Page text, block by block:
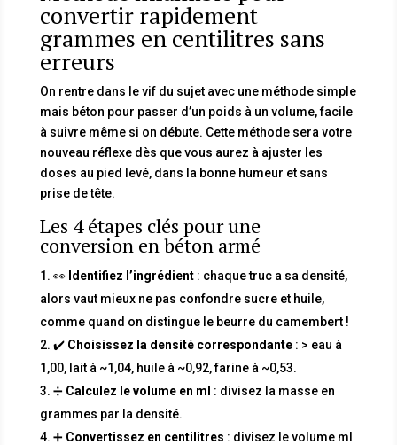
convertir rapidement
grammes en centilitres sans
erreurs
On rentre dans le vif du sujet avec une méthode simple
mais béton pour passer d’un poids à un volume, facile
à suivre même si on débute. Cette méthode sera votre
nouveau réflexe dès que vous aurez à ajuster les
doses au pied levé, dans la bonne humeur et sans
prise de tête.
Les 4 étapes clés pour une
conversion en béton armé
👀 Identifiez l’ingrédient: chaque truc a sa densité,
alors vaut mieux ne pas confondre sucre et huile,
comme quand on distingue le beurre du camembert !
✔️ Choisissez la densité correspondante: > eau à
1,00, lait à ~1,04, huile à ~0,92, farine à ~0,53.
➗ Calculez le volume en ml : divisez la masse en
grammes par la densité.
➕ Convertissez en centilitres : divisez le volume ml